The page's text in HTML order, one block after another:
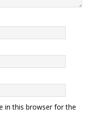
in this browser for the